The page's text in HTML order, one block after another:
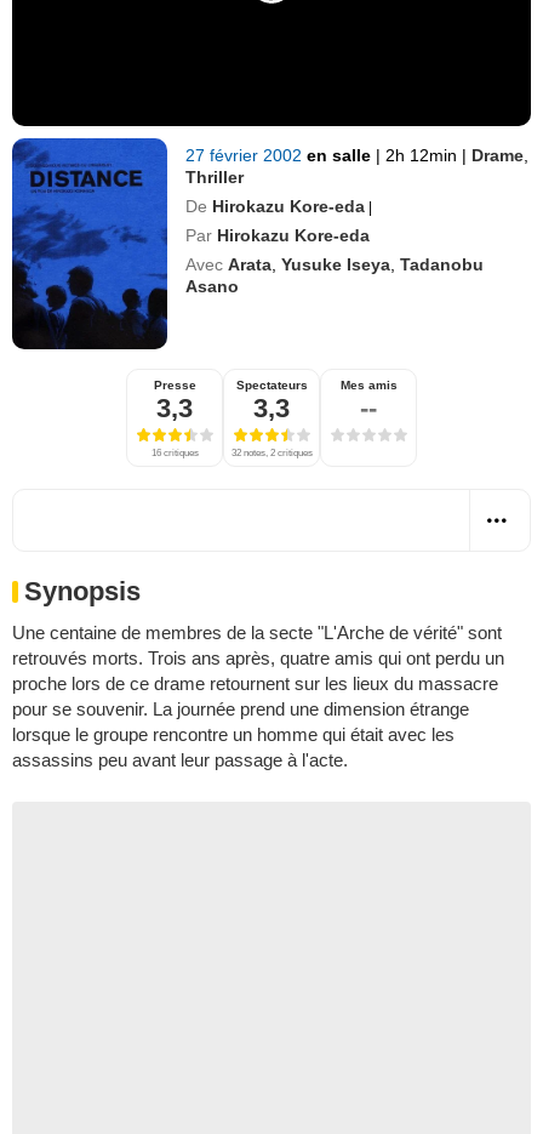
27 février 2002en salle | 2h 12min | Drame
Thriller
De Hirokazu Kore-eda |
Par Hirokazu Kore-eda
Avec Arata ,Yusuke Iseya ,Tadanobu
Asano
Presse
3,3
16 critiques
Spectateurs
3,3
32 notes, 2 critiques
Mes amis
--
Synopsis
Une centaine de membres de la secte "L'Arche de vérité" sont
retrouvés morts. Trois ans après, quatre amis qui ont perdu un
proche lors de ce drame retournent sur les lieux du massacre
pour se souvenir. La journée prend une dimension étrange
lorsque le groupe rencontre un homme qui était avec les
assassins peu avant leur passage à l'acte.